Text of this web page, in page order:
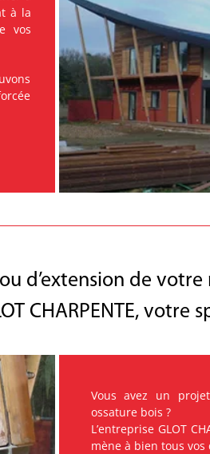
à la
vos
d’extension de
CHARPENTE, votre
Vous avez un
ossature bois ?
L’entreprise GLOT
mène à bien tous vos